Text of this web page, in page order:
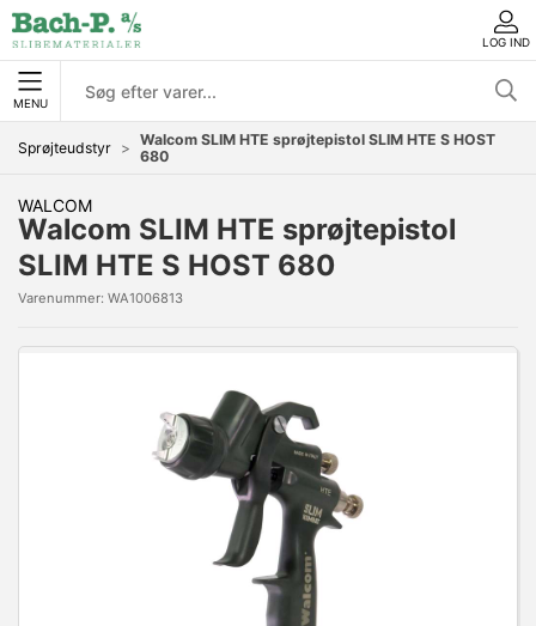
LOG IND
MENU
Sprøjteudstyr
Walcom SLIM HTE sprøjtepistol SLIM HTE S HOST
680
WALCOM
Walcom SLIM HTE sprøjtepistol
SLIM HTE S HOST 680
Varenummer: WA1006813